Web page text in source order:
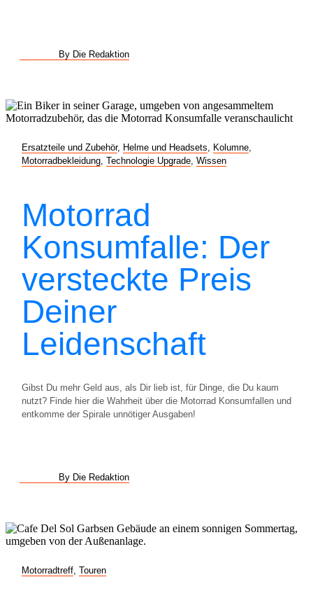
By Die Redaktion
Ersatzteile und Zubehör, Helme und Headsets Kolumne
Motorradbekleidung Technologie Upgrade Wissen
Motorrad
Konsumfalle: Der
versteckte Preis
Deiner
Leidenschaft
Gibst Du mehr Geld aus, als Dir lieb ist, für Dinge, die Du kaum
nutzt? Finde hier die Wahrheit über die Motorrad Konsumfallen und
entkomme der Spirale unnötiger Ausgaben!
By Die Redaktion
Motorradtreff Touren